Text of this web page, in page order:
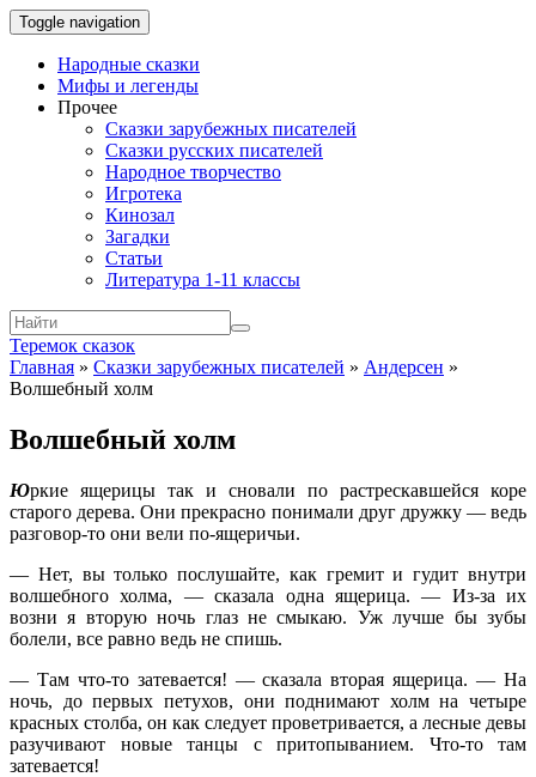
Toggle navigation
Народные сказки
Мифы и легенды
Прочее
Сказки зарубежных писателей
Сказки русских писателей
Народное творчество
Игротека
Кинозал
Загадки
Статьи
Литература 1-11 классы
Теремок сказок
Главная » Сказки зарубежных писателей » Андерсен »
Волшебный холм
Волшебный холм
Юркие ящерицы так и сновали по растрескавшейся коре
старого дерева. Они прекрасно понимали друг дружку — ведь
разговор-то они вели по-ящеричьи.
— Нет, вы только послушайте, как гремит и гудит внутри
волшебного холма, — сказала одна ящерица. — Из-за их
возни я вторую ночь глаз не смыкаю. Уж лучше бы зубы
болели, все равно ведь не спишь.
— Там что-то затевается! — сказала вторая ящерица. — На
ночь, до первых петухов, они поднимают холм на четыре
красных столба, он как следует проветривается, а лесные девы
разучивают новые танцы с притопыванием. Что-то там
затевается!